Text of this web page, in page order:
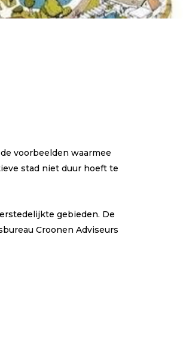
voorbeelden waarmee
stad niet duur hoeft te
gebieden. De
Croonen Adviseurs